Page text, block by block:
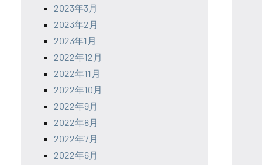
2023年3月
2023年2月
2023年1月
2022年12月
2022年11月
2022年10月
2022年9月
2022年8月
2022年7月
2022年6月